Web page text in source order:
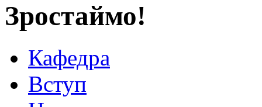
Зростаймо!
Кафедра
Вступ